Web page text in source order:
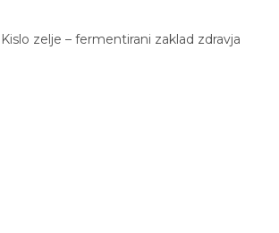
Kislo zelje – fermentirani zaklad zdravja